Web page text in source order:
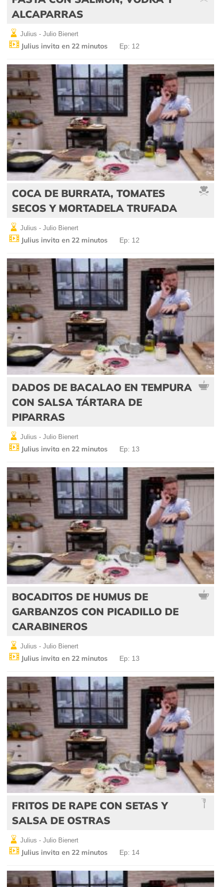
ALCAPARRAS
Julius - Julio Bienert
Julius invita en 22 minutos Ep: 12
COCA DE BURRATA, TOMATES
SECOS Y MORTADELA TRUFADA
Julius - Julio Bienert
Julius invita en 22 minutos Ep: 12
DADOS DE BACALAO EN TEMPURA
CON SALSA TÁRTARA DE
PIPARRAS
Julius - Julio Bienert
Julius invita en 22 minutos Ep: 13
BOCADITOS DE HUMUS DE
GARBANZOS CON PICADILLO DE
CARABINEROS
Julius - Julio Bienert
Julius invita en 22 minutos Ep: 13
FRITOS DE RAPE CON SETAS Y
SALSA DE OSTRAS
Julius - Julio Bienert
Julius invita en 22 minutos Ep: 14